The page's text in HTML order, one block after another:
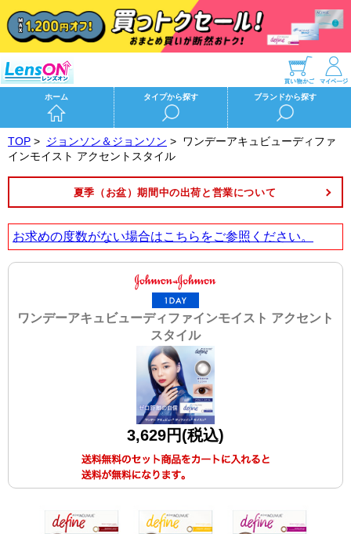
ホーム タイプから探す ブランドから探す
TOP > ジョンソン＆ジョンソン > ワンデーアキュビューディファ
インモイスト アクセントスタイル
夏季（お盆）期間中の出荷と営業について
お求めの度数がない場合はこちら をご参照ください。
ワンデーアキュビューディファインモイスト アクセント
スタイル
3,629円(税込)